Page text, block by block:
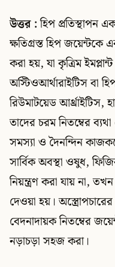
উত্তর :হিপ প্রতিস্থাপন
ক্ষতিগ্রস্ত হিপ জয়েন্টকে
করা হয়, যা কৃত্রিম
অস্টিওআর্থারাইটিস বা
রিউমাটয়েড
তাদের চরম নিতম্বের
সমস্যা ও দৈনন্দিন
সার্বিক অবস্থা ওষুধ,
নিয়ন্ত্রণ করা যায় না, তখন
দেওয়া হয়।
বেদনাদায়ক নিতম্বের
নড়াচড়া সহজ করা।